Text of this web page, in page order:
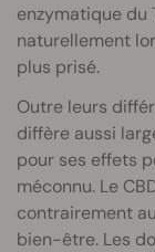
enzymatique du
naturellement
plus prisé.
Outre leurs
diffère aussi
pour ses effets
méconnu. Le
contrairement
bien-être. Les